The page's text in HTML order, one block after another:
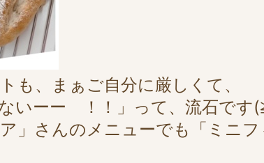
も、まぁご自分に厳しくて、
ないーー ！！」って、流石で
」さんのメニューでも「ミニ